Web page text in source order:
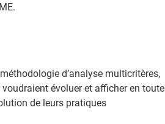
d’analyse multicritères,
évoluer et afficher en toute
de leurs pratiques